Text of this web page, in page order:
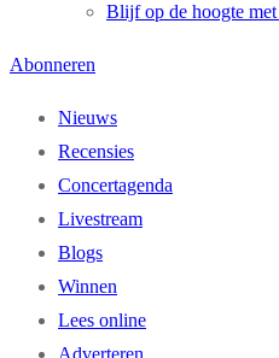
Blijf op de hoogte
Abonneren
Nieuws
Recensies
Concertagenda
Livestream
Blogs
Winnen
Lees online
Adverteren